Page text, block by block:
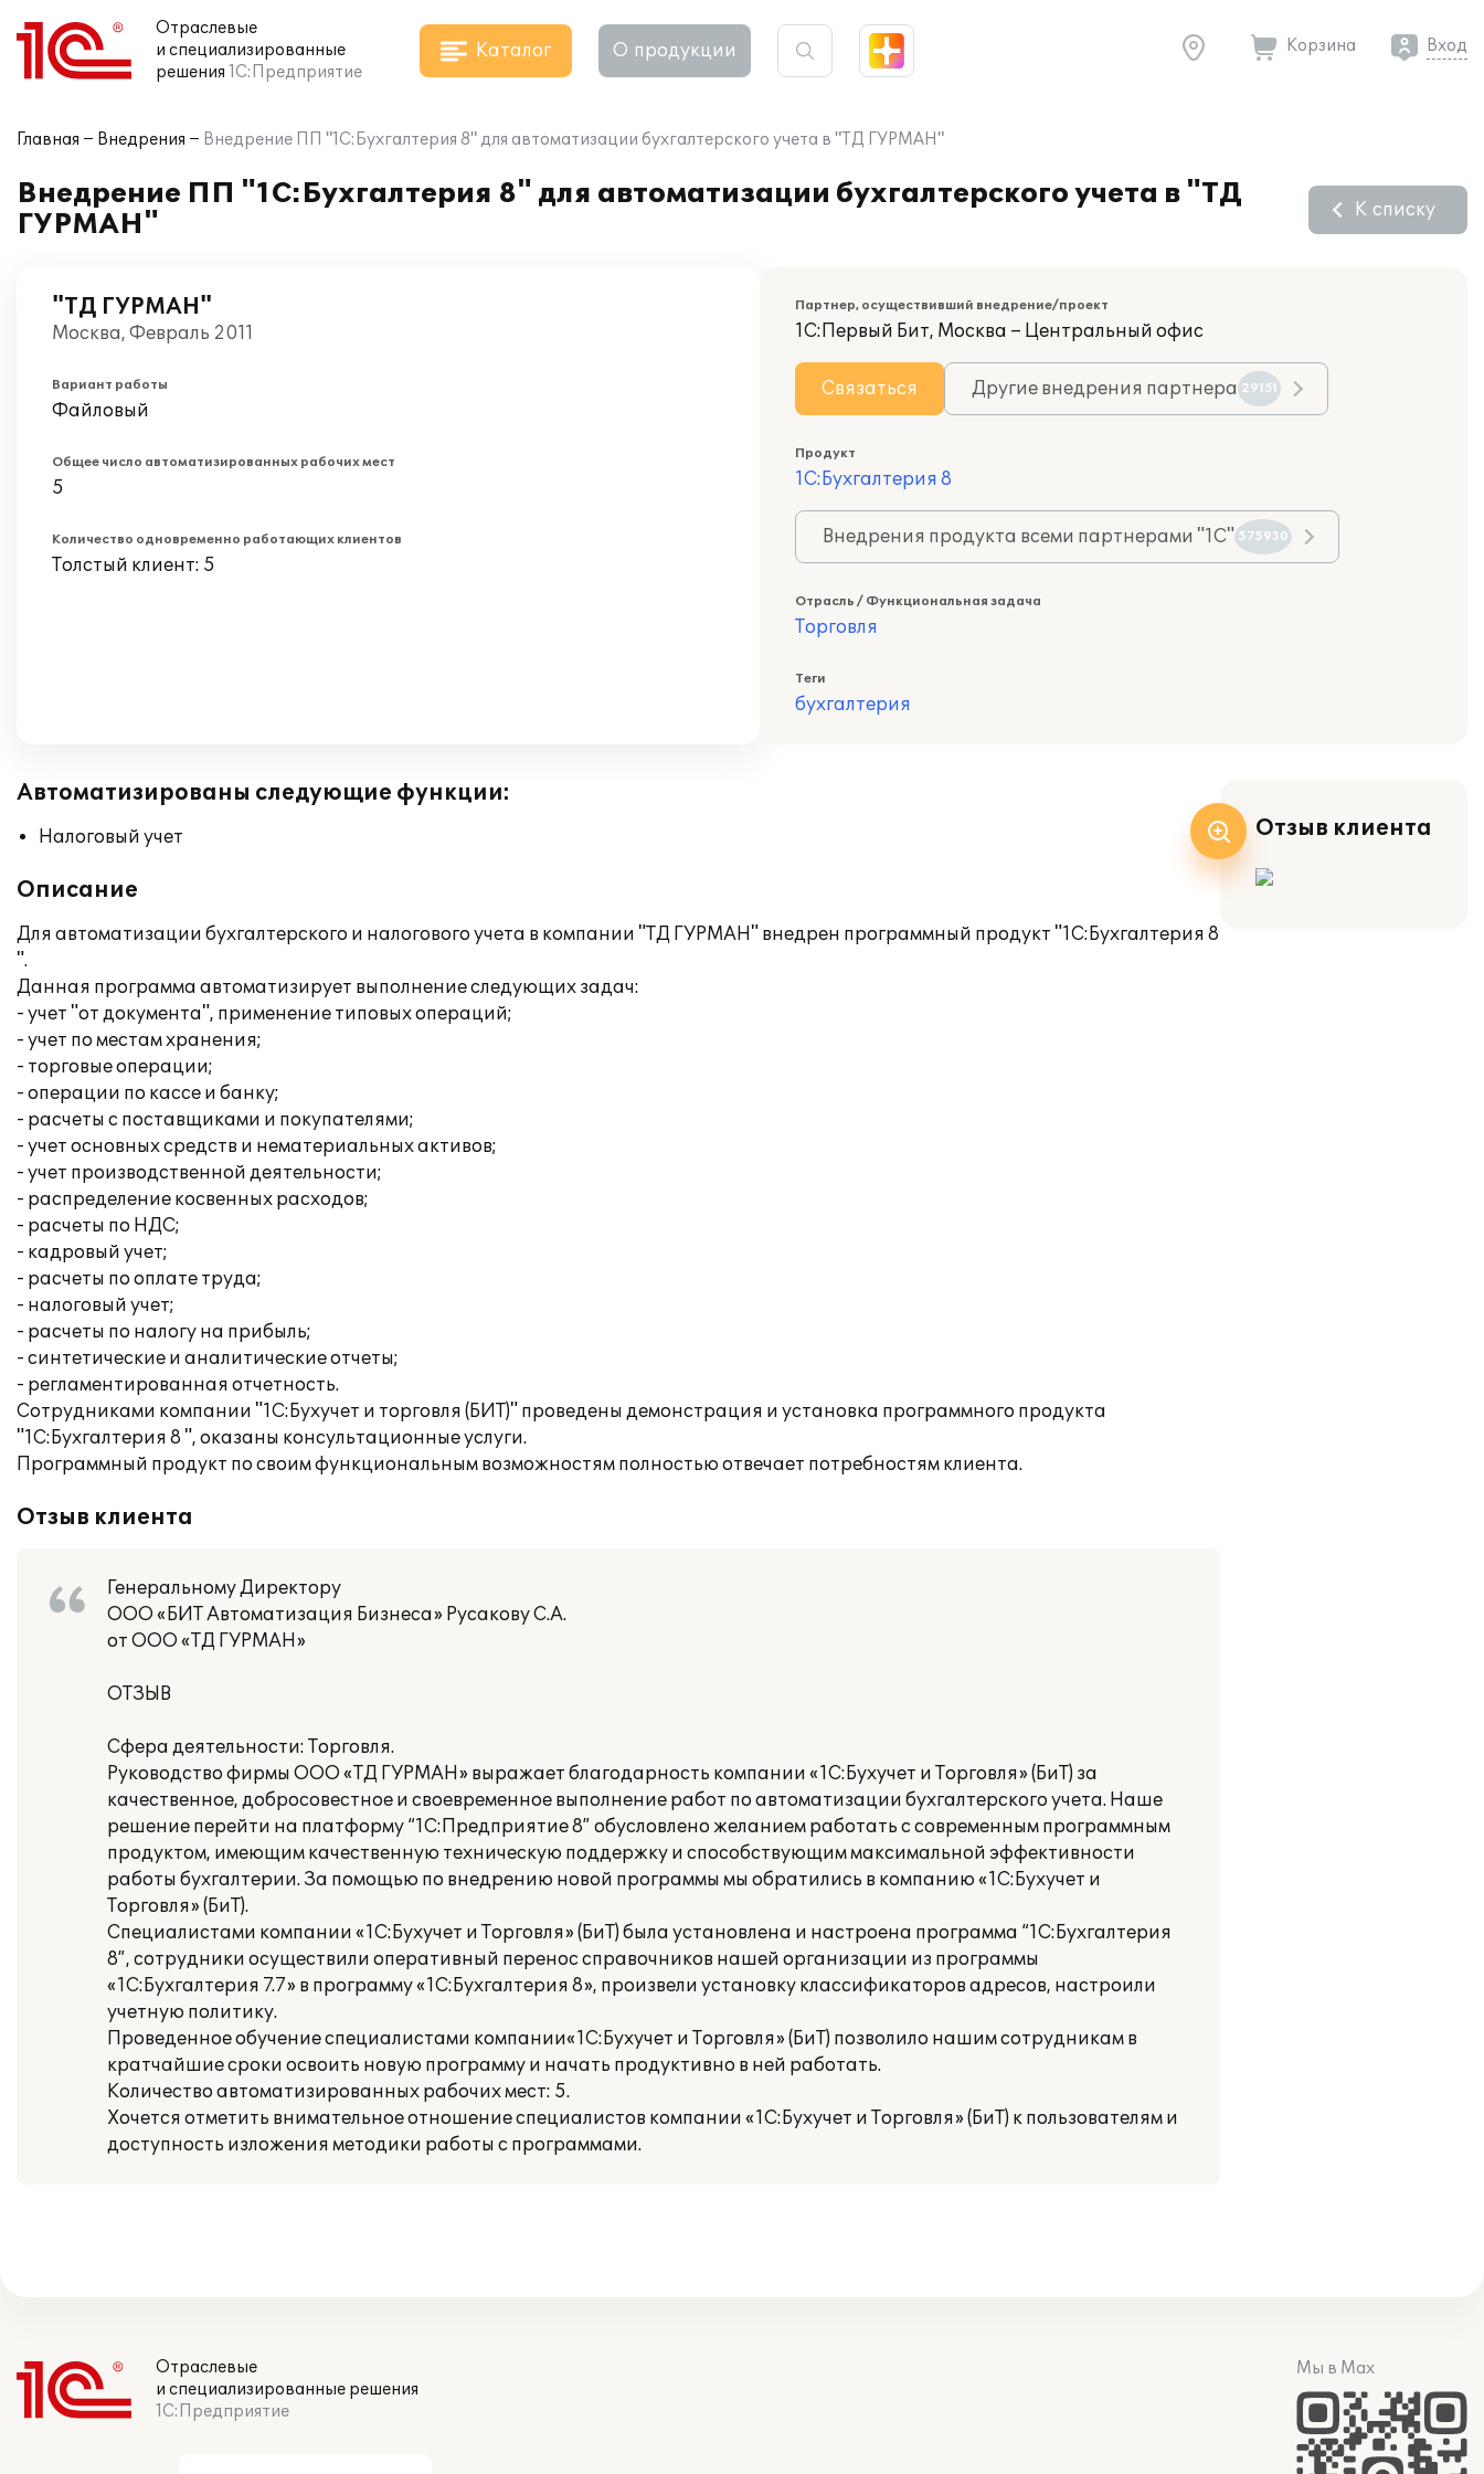
Отраслевые
и специализированные
решения 1С:Предприятие
Каталог О продукции Корзина Вход
Главная Внедрения Внедрение ПП "1С:Бухгалтерия 8" для автоматизации бухгалтерского учета в "ТД ГУРМАН"
Внедрение ПП "1С:Бухгалтерия 8" для автоматизации бухгалтерского учета в "ТД
ГУРМАН"
К списку
"ТД ГУРМАН"
Москва, Февраль 2011
Вариант работы
Файловый
Общее число автоматизированных рабочих мест
5
Количество одновременно работающих клиентов
Толстый клиент: 5
Партнер, осуществивший внедрение/проект
1С:Первый Бит, Москва – Центральный офис
Связаться Другие внедрения партнера 29151
Продукт
1С:Бухгалтерия 8
Внедрения продукта всеми партнерами "1С" 575930
Отрасль / Функциональная задача
Торговля
Теги
бухгалтерия
Автоматизированы следующие функции:
Налоговый учет
Описание
Для автоматизации бухгалтерского и налогового учета в компании "ТД ГУРМАН" внедрен программный продукт "1С:Бухгалтерия 8
".
Данная программа автоматизирует выполнение следующих задач:
- учет "от документа", применение типовых операций;
- учет по местам хранения;
- торговые операции;
- операции по кассе и банку;
- расчеты с поставщиками и покупателями;
- учет основных средств и нематериальных активов;
- учет производственной деятельности;
- распределение косвенных расходов;
- расчеты по НДС;
- кадровый учет;
- расчеты по оплате труда;
- налоговый учет;
- расчеты по налогу на прибыль;
- синтетические и аналитические отчеты;
- регламентированная отчетность.
Сотрудниками компании "1С:Бухучет и торговля (БИТ)" проведены демонстрация и установка программного продукта
"1С:Бухгалтерия 8 ", оказаны консультационные услуги.
Программный продукт по своим функциональным возможностям полностью отвечает потребностям клиента.
Отзыв клиента
Генеральному Директору
ООО «БИТ Автоматизация Бизнеса» Русакову С.А.
от ООО «ТД ГУРМАН»
ОТЗЫВ
Сфера деятельности: Торговля.
Руководство фирмы ООО «ТД ГУРМАН» выражает благодарность компании «1С:Бухучет и Торговля» (БиТ) за
качественное, добросовестное и своевременное выполнение работ по автоматизации бухгалтерского учета. Наше
решение перейти на платформу “1С:Предприятие 8” обусловлено желанием работать с современным программным
продуктом, имеющим качественную техническую поддержку и способствующим максимальной эффективности
работы бухгалтерии. За помощью по внедрению новой программы мы обратились в компанию «1С:Бухучет и
Торговля» (БиТ).
Специалистами компании «1С:Бухучет и Торговля» (БиТ) была установлена и настроена программа “1С:Бухгалтерия
8”, сотрудники осуществили оперативный перенос справочников нашей организации из программы
«1С:Бухгалтерия 7.7» в программу «1С:Бухгалтерия 8», произвели установку классификаторов адресов, настроили
учетную политику.
Проведенное обучение специалистами компании«1С:Бухучет и Торговля» (БиТ) позволило нашим сотрудникам в
кратчайшие сроки освоить новую программу и начать продуктивно в ней работать.
Количество автоматизированных рабочих мест: 5.
Хочется отметить внимательное отношение специалистов компании «1С:Бухучет и Торговля» (БиТ) к пользователям и
доступность изложения методики работы с программами.
Отзыв клиента
Отраслевые
и специализированные решения
1С:Предприятие
Мы в Max